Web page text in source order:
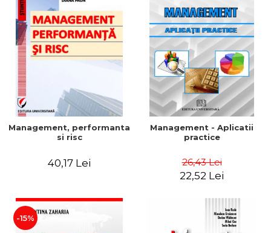
Management, performanta
si risc
40,17 Lei
Management - Aplicatii
practice
26,43 Lei
22,52 Lei
-15%